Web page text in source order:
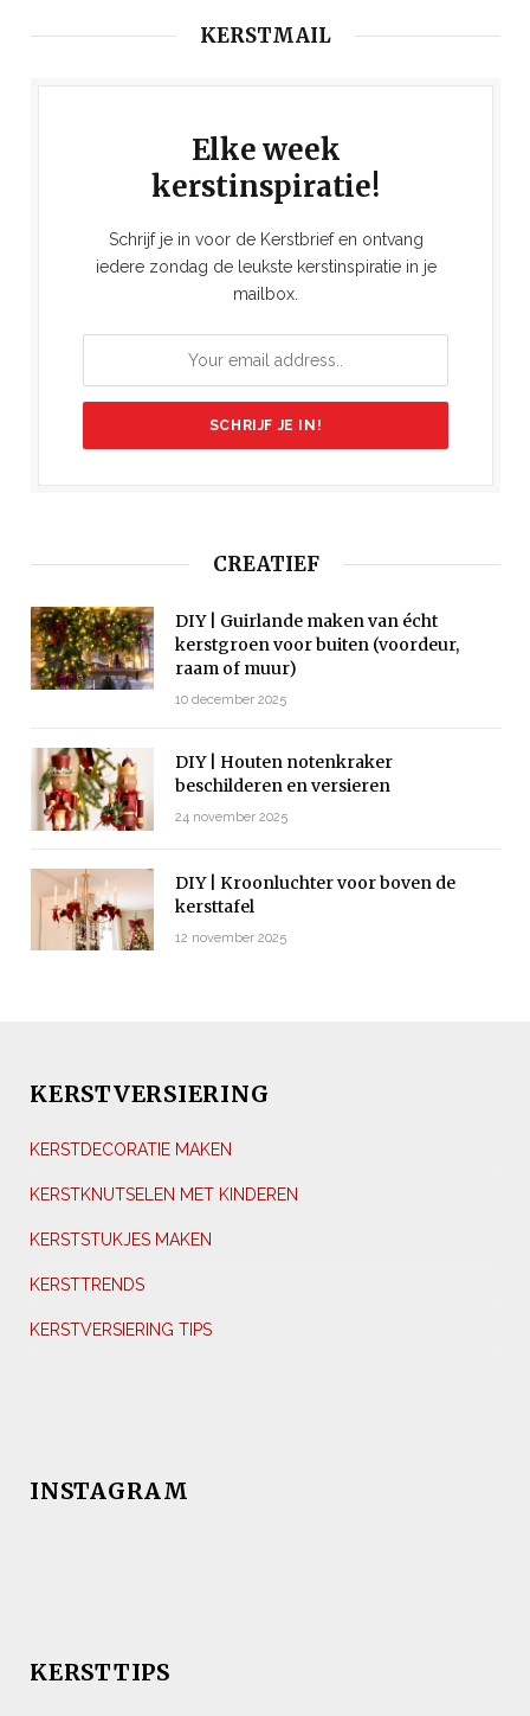
KERSTMAIL
Elke week
kerstinspiratie!
Schrijf je in voor de Kerstbrief en ontvang
iedere zondag de leukste kerstinspiratie in je
mailbox.
CREATIEF
DIY | Guirlande maken van écht
kerstgroen voor buiten (voordeur,
raam of muur)
10 december 2025
DIY | Houten notenkraker
beschilderen en versieren
24 november 2025
DIY | Kroonluchter voor boven de
kersttafel
12 november 2025
KERSTVERSIERING
KERSTDECORATIE MAKEN
KERSTKNUTSELEN MET KINDEREN
KERSTSTUKJES MAKEN
KERSTTRENDS
KERSTVERSIERING TIPS
INSTAGRAM
KERSTTIPS